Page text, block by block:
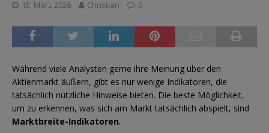
15. März 2026 Christian 0
Während viele Analysten gerne ihre Meinung über den
Aktienmarkt äußern, gibt es nur wenige Indikatoren, die
tatsächlich nützliche Hinweise bieten. Die beste Möglichkeit,
um zu erkennen, was sich am Markt tatsächlich abspielt, sind
Marktbreite-Indikatoren.